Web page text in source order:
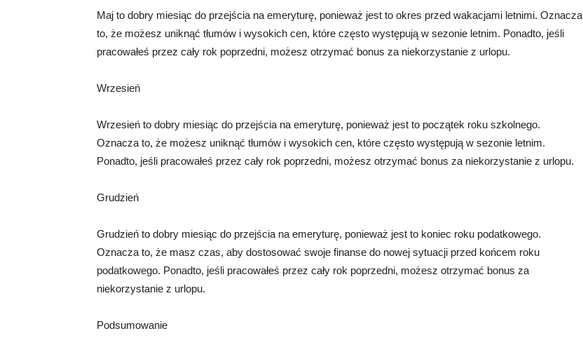
Maj to dobry miesiąc do przejścia na emeryturę, ponieważ jest to okres przed wakacjami letnimi. Oznacza
to, że możesz uniknąć tłumów i wysokich cen, które często występują w sezonie letnim. Ponadto, jeśli
pracowałeś przez cały rok poprzedni, możesz otrzymać bonus za niekorzystanie z urlopu.
Wrzesień
Wrzesień to dobry miesiąc do przejścia na emeryturę, ponieważ jest to początek roku szkolnego.
Oznacza to, że możesz uniknąć tłumów i wysokich cen, które często występują w sezonie letnim.
Ponadto, jeśli pracowałeś przez cały rok poprzedni, możesz otrzymać bonus za niekorzystanie z urlopu.
Grudzień
Grudzień to dobry miesiąc do przejścia na emeryturę, ponieważ jest to koniec roku podatkowego.
Oznacza to, że masz czas, aby dostosować swoje finanse do nowej sytuacji przed końcem roku
podatkowego. Ponadto, jeśli pracowałeś przez cały rok poprzedni, możesz otrzymać bonus za
niekorzystanie z urlopu.
Podsumowanie